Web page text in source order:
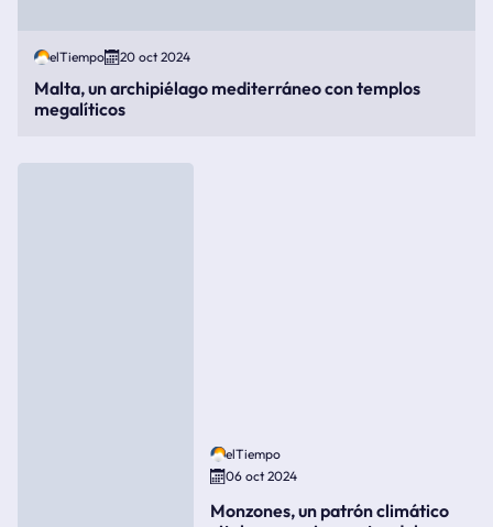
elTiempo 20 oct 2024
Malta, un archipiélago mediterráneo con templos
megalíticos
elTiempo
06 oct 2024
Monzones, un patrón climático